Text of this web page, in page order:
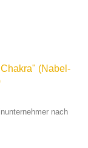
(Nabel-
nach